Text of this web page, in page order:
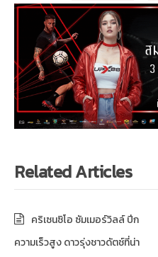
Related Articles
คริเซนซิโอ ซัมเมอร์วิลล์ ปีก
ความเร็วสูง ดาวรุ่งชาวดัตช์ที่น่า